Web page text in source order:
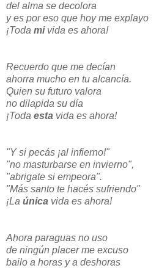
del alma se decolora
y es por eso que hoy me explayo
¡Toda mi vida es ahora!
Recuerdo que me decían
ahorra mucho en tu alcancía.
Quien su futuro valora
no dilapida su día
¡Toda esta vida es ahora!
"Y si pecás ¡al infierno!"
"no masturbarse en invierno",
"abrigate si empeora".
"Más santo te hacés sufriendo"
¡La única vida es ahora!
Ahora paraguas no uso
de ningún placer me excuso
bailo a horas y a deshoras